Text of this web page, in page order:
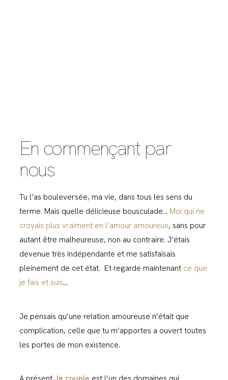
En commençant par
nous
Tu l’as bouleversée, ma vie, dans tous les sens du
terme. Mais quelle délicieuse bousculade… Moi qui ne
croyais plus vraiment en l’amour amoureux, sans pour
autant être malheureuse, non au contraire. J’étais
devenue très indépendante et me satisfaisais
pleinement de cet état. Et regarde maintenant ce que
je fais et suis…
Je pensais qu’une relation amoureuse n’était que
complication, celle que tu m’apportes a ouvert toutes
les portes de mon existence.